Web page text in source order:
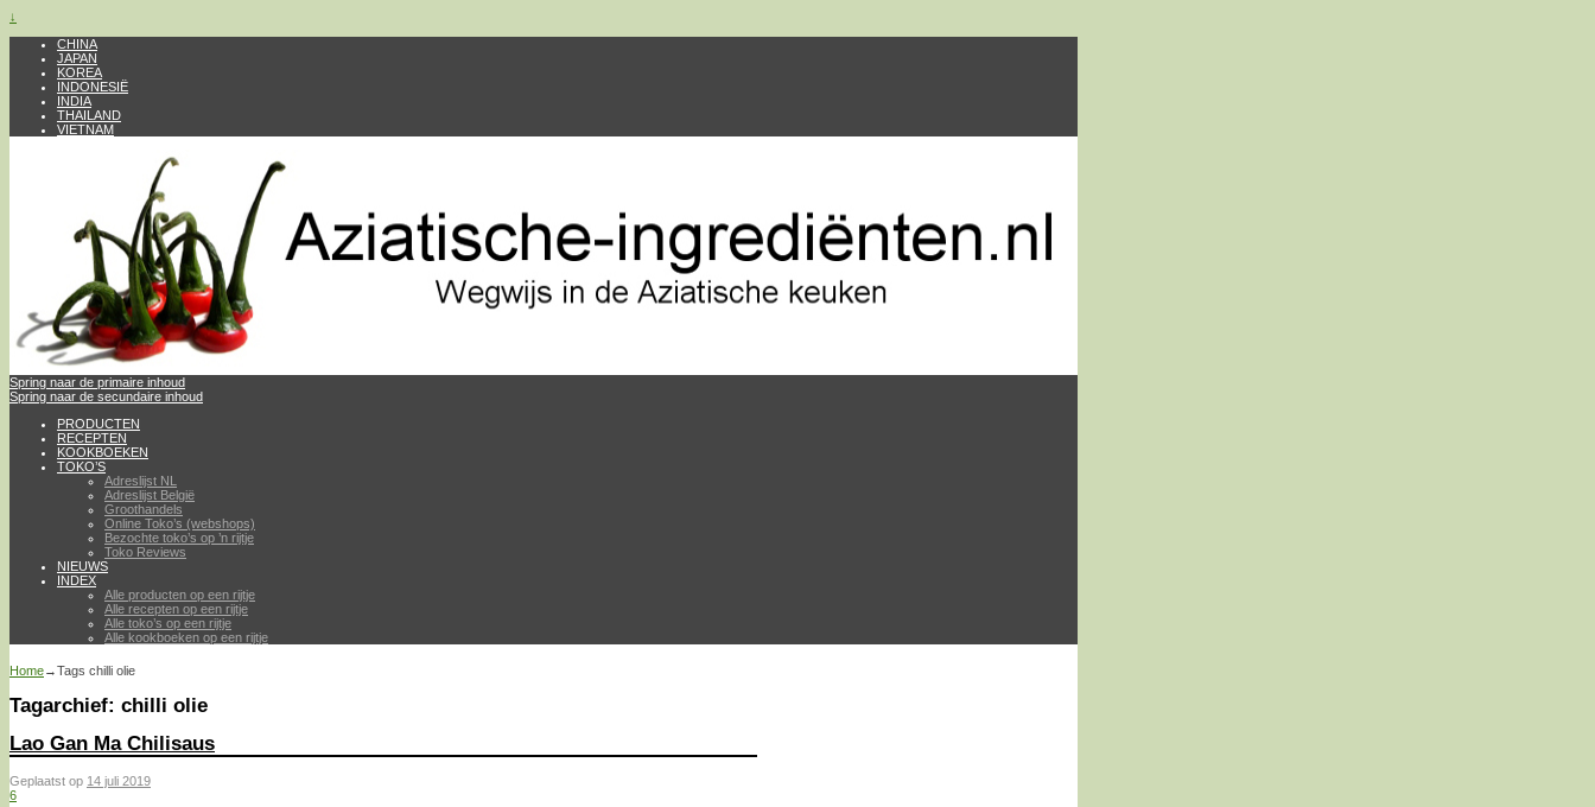
↓
CHINA
JAPAN
KOREA
INDONESIË
INDIA
THAILAND
VIETNAM
Spring naar de primaire inhoud
Spring naar de secundaire inhoud
PRODUCTEN
RECEPTEN
KOOKBOEKEN
TOKO’S
Adreslijst NL
Adreslijst België
Groothandels
Online Toko’s (webshops)
Bezochte toko’s op ’n rijtje
Toko Reviews
NIEUWS
INDEX
Alle producten op een rijtje
Alle recepten op een rijtje
Alle toko’s op een rijtje
Alle kookboeken op een rijtje
Home→Tags chilli olie
Tagarchief: chilli olie
Lao Gan Ma Chilisaus
Geplaatst op 14 juli 2019
6